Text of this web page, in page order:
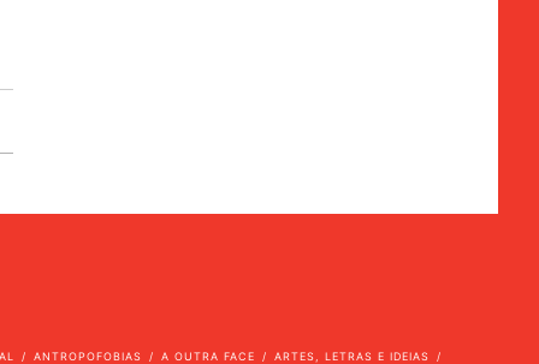
ANTROPOFOBIAS A OUTRA FACE ARTES, LETRAS E IDEIAS